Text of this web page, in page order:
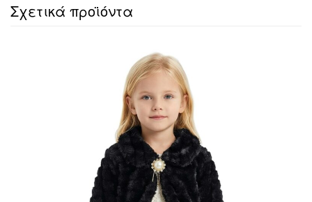
Σχετικά προϊόντα